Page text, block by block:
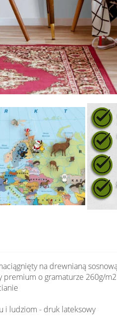
na drewnianą
premium o gramaturze 260g/m2
i ludziom - druk lateksowy